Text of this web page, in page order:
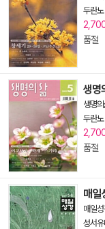
두란노|
품절
생명
생명
두란노|
품절
매
매일
성서